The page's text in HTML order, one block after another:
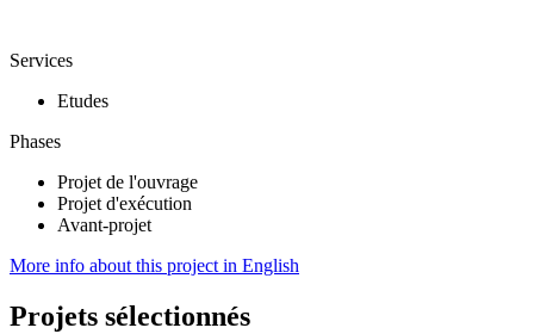
Services
Etudes
Phases
Projet de l'ouvrage
Projet d'exécution
Avant-projet
More info about this project in English
Projets sélectionnés